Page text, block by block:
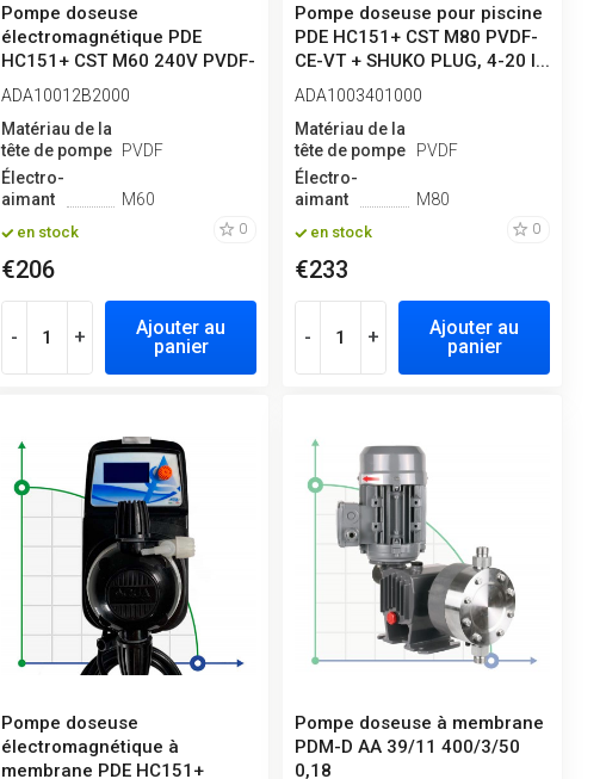
Pompe doseuse
électromagnétique PDE
HC151+ CST M60 240V PVDF-
CE-DT, 1-10 l/h,...
ADA10012B2000
Matériau de la
tête de pompe PVDF
Électro-
aimant
M60
en stock 0
€206
- +
Ajouter au
panier
Pompe doseuse pour piscine
PDE HC151+ CST M80 PVDF-
CE-VT + SHUKO PLUG, 4-20 l...
ADA1003401000
Matériau de la
tête de pompe
PVDF
Électro-
aimant
M80
en stock 0
€233
- +
Ajouter au
panier
Pompe doseuse
électromagnétique à
membrane PDE HC151+
Pompe doseuse à membrane
PDM-D AA 39/11 400/3/50
0,18